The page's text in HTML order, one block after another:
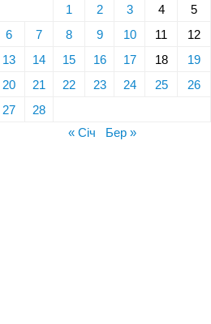
1 2 3 4
5
6
7 8 9 10 11
12
13
14 15 16 17 18
19
20
21 22 23 24 25
26
27
28
« Січ
Бер »